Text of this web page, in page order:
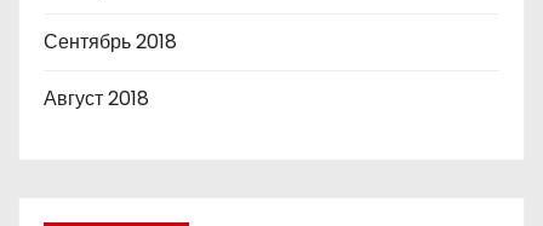
Сентябрь 2018
Август 2018